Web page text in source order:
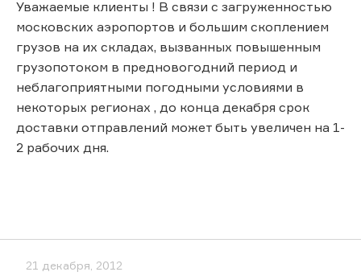
Уважаемые клиенты ! В связи с загруженностью
московских аэропортов и большим скоплением
грузов на их складах, вызванных повышенным
грузопотоком в предновогодний период и
неблагоприятными погодными условиями в
некоторых регионах , до конца декабря срок
доставки отправлений может быть увеличен на 1-
2 рабочих дня.
21 декабря, 2012